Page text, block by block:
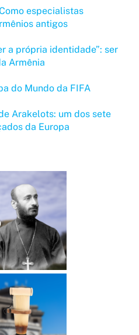
especialistas
antigos
a própria identidade”: ser
Armênia
do Mundo da FIFA
Arakelots: um dos sete
da Europa